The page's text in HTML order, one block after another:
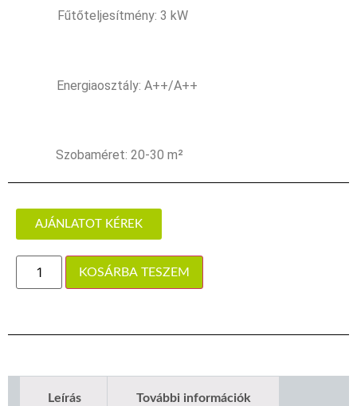
Fűtőteljesítmény: 3 kW
Energiaosztály: A++/A++
Szobaméret: 20-30 m²
AJÁNLATOT KÉREK
KOSÁRBA TESZEM
Leírás További információk